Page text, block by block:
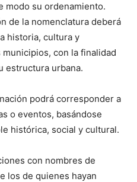
modo su ordenamiento.
de la nomenclatura deberá
historia, cultura y
con la finalidad
estructura urbana.
podrá corresponder a
o eventos, basándose
histórica, social y cultural.
con nombres de
los de quienes hayan